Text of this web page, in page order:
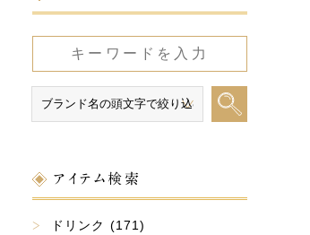
アイテム検索
ドリンク (171)